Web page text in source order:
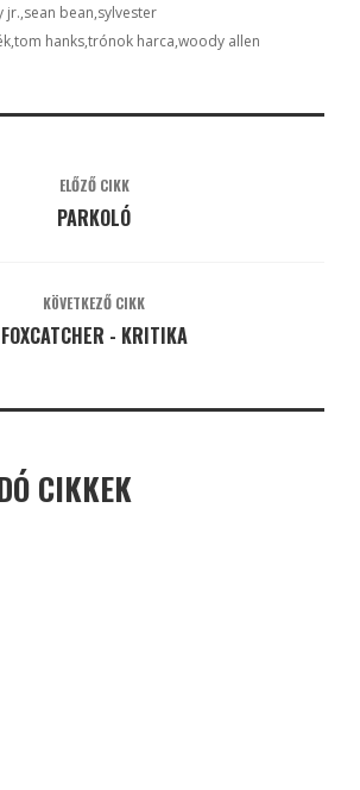
jr. sean bean sylvester
tom hankstrónok harca woody allen
ELŐZŐ CIKK
PARKOLÓ
KÖVETKEZŐ CIKK
FOXCATCHER - KRITIKA
CIKKEK